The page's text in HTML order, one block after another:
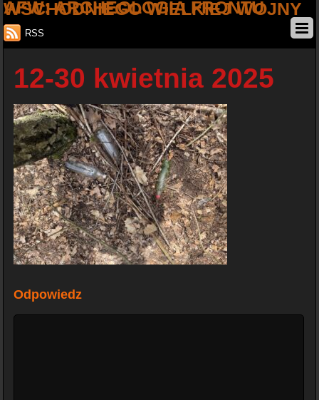
AFW: ARCHEOLOGIA FRONTU WSCHODNIEGO WIELKIEJ WOJNY
RSS
12-30 kwietnia 2025
Odpowiedz